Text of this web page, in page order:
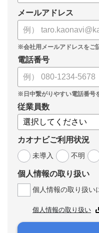
メールアドレス
電話番号
従業員数
カオナビご利用状況
未導入
不明
個人情報の取り扱い
個人情報の取り扱い
個人情報の取り扱い